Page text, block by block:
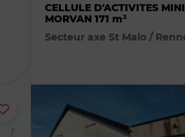
favoris
CELLULE D'ACTIVITES
MORVAN 171 m²
Secteur axe St Malo /
Ajouter